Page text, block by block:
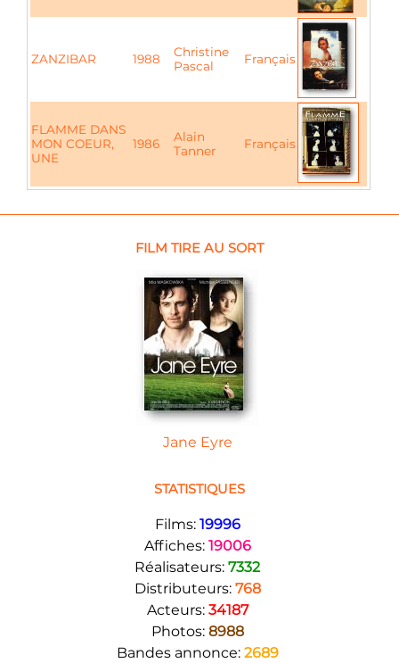
ZANZIBAR 1988
Christine
Pascal
Français
FLAMME DANS
MON COEUR,
UNE
1986
Alain
Tanner
Français
FILM TIRE AU SORT
Jane Eyre
STATISTIQUES
Films: 19996
Affiches: 19006
Réalisateurs: 7332
Distributeurs: 768
Acteurs: 34187
Photos: 8988
Bandes annonce: 2689